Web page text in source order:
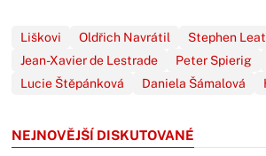
Liškovi Oldřich Navrátil Stephen
Jean-Xavier de Lestrade
Peter Spierig
Lucie Štěpánková
Daniela Šámalová
NEJNOVĚJŠÍ DISKUTOVANÉ